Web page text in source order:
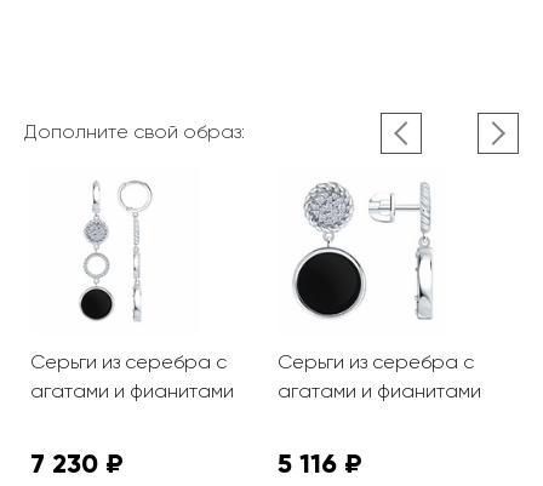
Дополните свой образ:
Серьги из серебра с
агатами и фианитами
7 230 ₽
Серьги из серебра с
агатами и фианитами
5 116 ₽